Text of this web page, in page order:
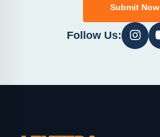
Submit Now
Follow Us: